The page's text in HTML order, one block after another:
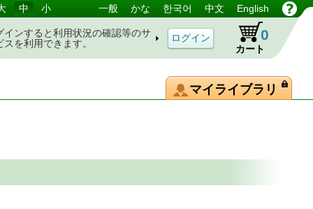
中 小 一般 かな 한국어 中文 English
インすると利用状況の確認等のサ
スを利用できます。
カート
0
マイライブラリ